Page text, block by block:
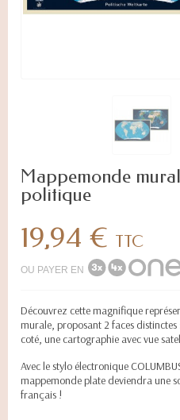
Mappemonde
politique
19,94 € TTC
OU PAYER EN
Découvrez cette magnifique
murale, proposant 2 faces
coté, une cartographie avec vue
Avec le stylo électronique
mappemonde plate deviendra une
français !